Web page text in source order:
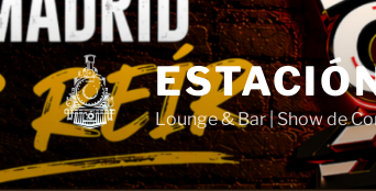
Lounge & Bar | Show de